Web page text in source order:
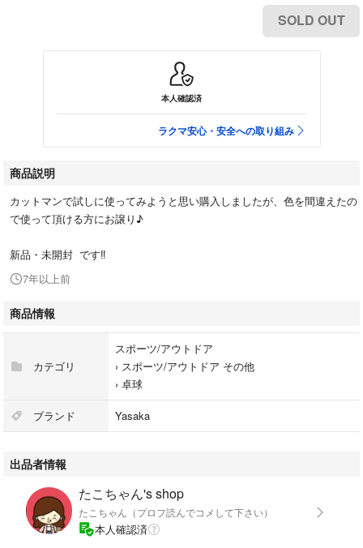
SOLD OUT
本人確認済
ラクマ安心・安全への取り組み
商品説明
カットマンで試しに使ってみようと思い購入しましたが、色を間違えたの
で使って頂ける方にお譲り♪
新品・未開封 です‼︎
7年以上前
商品情報
カテゴリ
スポーツ/アウトドア
› スポーツ/アウトドア その他
› 卓球
ブランド Yasaka
出品者情報
たこちゃん's shop
たこちゃん（プロフ読んでコメして下さい）
本人確認済